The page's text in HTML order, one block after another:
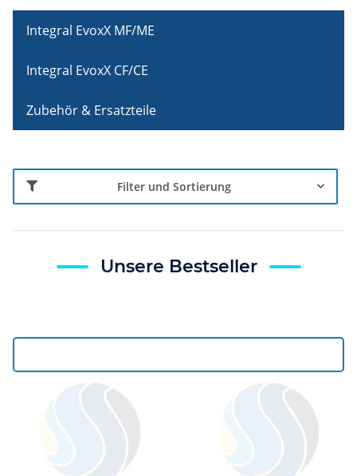
Integral EvoxX MF/ME
Integral EvoxX CF/CE
Zubehör & Ersatzteile
Filter und Sortierung
Unsere Bestseller